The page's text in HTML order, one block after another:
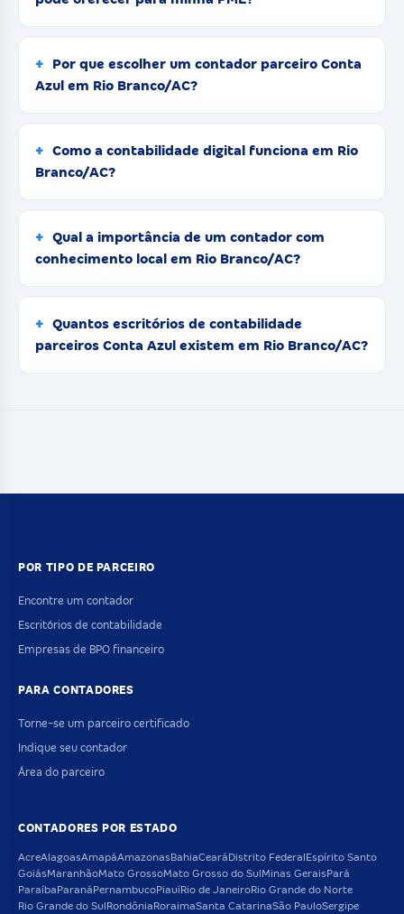
Por que escolher um contador parceiro Conta
Azul em Rio Branco/AC?
Como a contabilidade digital funciona em Rio
Branco/AC?
Qual a importância de um contador com
conhecimento local em Rio Branco/AC?
Quantos escritórios de contabilidade
parceiros Conta Azul existem em Rio Branco/AC?
POR TIPO DE PARCEIRO
Encontre um contador
Escritórios de contabilidade
Empresas de BPO financeiro
PARA CONTADORES
Torne-se um parceiro certificado
Indique seu contador
Área do parceiro
CONTADORES POR ESTADO
AcreAlagoasAmapáAmazonas BahiaCeará Distrito Federal Espírito Santo
GoiásMaranhãoMato GrossoMato Grosso do Sul Minas Gerais Pará
Paraíba Paraná PernambucoPiauíRio de JaneiroRio Grande do Norte
Rio Grande do Sul Rondônia RoraimaSanta CatarinaSão PauloSergipe